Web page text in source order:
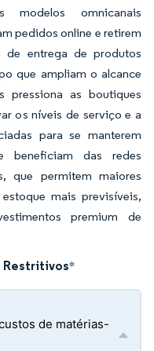
modelos omnicanais
pedidos online e retirem
de entrega de produtos
que ampliam o alcance
pressiona as boutiques
os níveis de serviço e a
para se manterem
beneficiam das redes
que permitem maiores
mais previsíveis,
premium de
Restritivos*
de matérias-